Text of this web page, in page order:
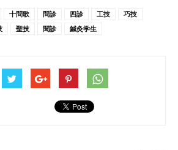
十問歌 問診 四診 工技
巧技
聖技 聞診 鍼灸学生